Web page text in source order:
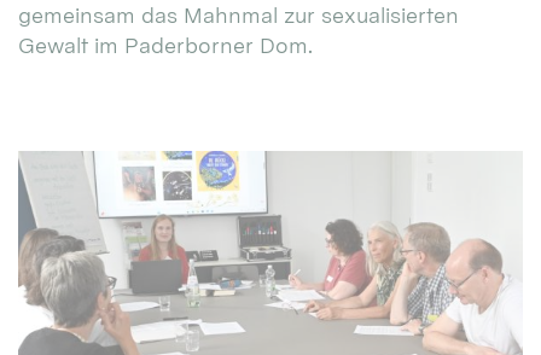
gemeinsam das Mahnmal zur sexualisierten
Gewalt im Paderborner Dom.